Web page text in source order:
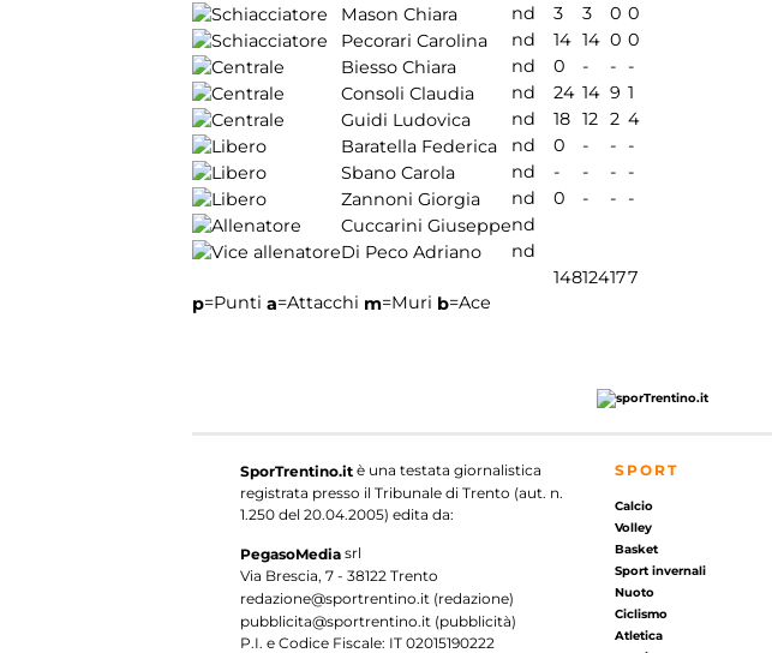
Mason Chiara
nd 3 3 0 0
Pecorari Carolina
nd 14 14 0 0
Biesso Chiara
nd 0 - -
-
Consoli Claudia
nd 24 14 9 1
Guidi Ludovica
nd 18 12 2 4
Baratella Federica
nd 0 - -
-
Sbano Carola
nd - - -
-
Zannoni Giorgia
nd 0 - -
-
Cuccarini Giuseppend
Di Peco Adriano
nd
148124177
p=Punti a=Attacchi m=Muri b=Ace
SporTrentino.it è una testata giornalistica
registrata presso il Tribunale di Trento (aut. n.
1.250 del 20.04.2005) edita da:
PegasoMedia srl
Via Brescia, 7 - 38122 Trento
redazione@sportrentino.it (redazione)
pubblicita@sportrentino.it (pubblicità)
P.I. e Codice Fiscale: IT 02015190222
SPORT
Calcio
Volley
Basket
Sport invernali
Nuoto
Ciclismo
Atletica